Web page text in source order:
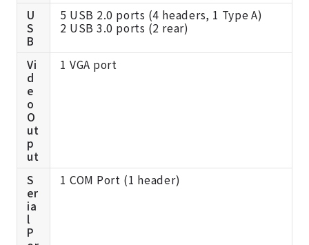
U
S
B
5 USB 2.0 ports (4 headers, 1 Type A)
2 USB 3.0 ports (2 rear)
Vi
d
e
o
O
ut
p
ut
1 VGA port
S
er
ia
l
P
1 COM Port (1 header)